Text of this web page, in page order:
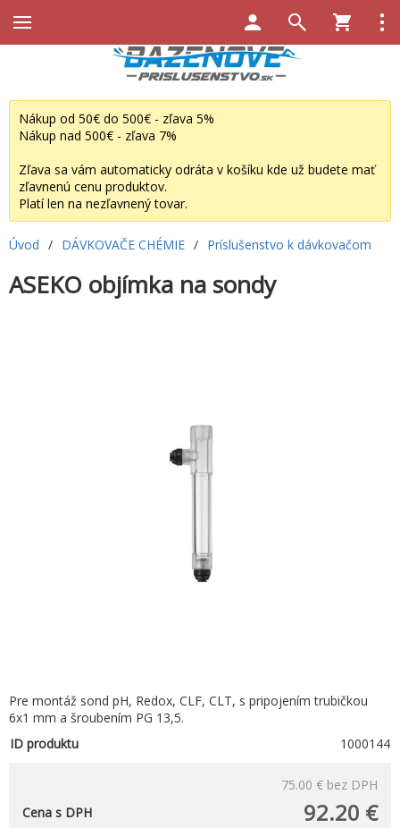
Nákup od 50€ do 500€ - zľava 5%
Nákup nad 500€ - zľava 7%
Zľava sa vám automaticky odráta v košíku kde už budete mať
zľavnenú cenu produktov.
Platí len na nezľavnený tovar.
Úvod / DÁVKOVAČE CHÉMIE / Príslušenstvo k dávkovačom
ASEKO objímka na sondy
Pre montáž sond pH, Redox, CLF, CLT, s pripojením trubičkou
6x1 mm a šroubením PG 13,5.
ID produktu
1000144
75.00 € bez DPH
92.20 €
Cena s DPH